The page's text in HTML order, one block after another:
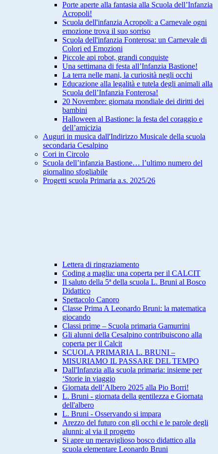
Porte aperte alla fantasia alla Scuola dell’Infanzia
Acropoli!
Scuola dell'infanzia Acropoli: a Carnevale ogni
emozione trova il suo sorriso
Scuola dell'infanzia Fonterosa: un Carnevale di
Colori ed Emozioni
Piccole api robot, grandi conquiste
Una settimana di festa all’Infanzia Bastione!
La terra nelle mani, la curiosità negli occhi
Educazione alla legalità e tutela degli animali alla
Scuola dell’Infanzia Fonterosa!
20 Novembre: giornata mondiale dei diritti dei
bambini
Halloween al Bastione: la festa del coraggio e
dell’amicizia
Auguri in musica dall'Indirizzo Musicale della scuola
secondaria Cesalpino
Cori in Circolo
Scuola dell’infanzia Bastione… l’ultimo numero del
giornalino sfogliabile
Progetti scuola Primaria a.s. 2025/26
Lettera di ringraziamento
Coding a maglia: una coperta per il CALCIT
Il saluto della 5ª della scuola L. Bruni al Bosco
Didattico
Spettacolo Canoro
Classe Prima A Leonardo Bruni: la matematica
giocando
Classi prime – Scuola primaria Gamurrini
Gli alunni della Cesalpino contribuiscono alla
coperta per il Calcit
SCUOLA PRIMARIA L. BRUNI –
MISURIAMO IL PASSARE DEL TEMPO
Dall'Infanzia alla scuola primaria: insieme per
‘Storie in viaggio
Giornata dell’Albero 2025 alla Pio Borri!
L. Bruni - giornata della gentilezza e Giornata
dell'albero
L. Bruni - Osservando si impara
Arezzo del futuro con gli occhi e le parole degli
alunni: al via il progetto
Si apre un meraviglioso bosco didattico alla
scuola elementare Leonardo Bruni